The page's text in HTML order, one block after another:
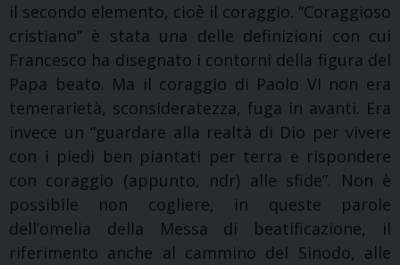
il secondo elemento, cioè il coraggio. “Coraggioso
cristiano” è stata una delle definizioni con cui
Francesco ha disegnato i contorni della figura del
Papa beato. Ma il coraggio di Paolo VI non era
temerarietà, sconsideratezza, fuga in avanti. Era
invece un “guardare alla realtà di Dio per vivere
con i piedi ben piantati per terra e rispondere
con coraggio (appunto, ndr) alle sfide”. Non è
possibile non cogliere, in queste parole
dell’omelia della Messa di beatificazione, il
riferimento anche al cammino del Sinodo, alle